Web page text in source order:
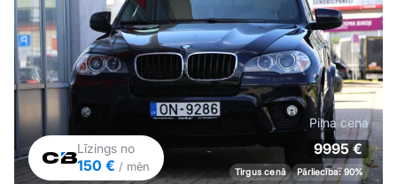
Līzings no
150 € / mēn
Pilna cena
9995 €
Tirgus cenā Pārliecība: 90%